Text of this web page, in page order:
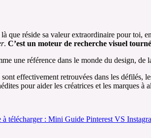
que réside sa valeur extraordinaire pour toi,
. C’est un moteur de recherche visuel
une référence dans le monde du design,
effectivement retrouvées dans les défilés,
pour aider les créatrices et les marques
à télécharger : Mini Guide Pinterest VS